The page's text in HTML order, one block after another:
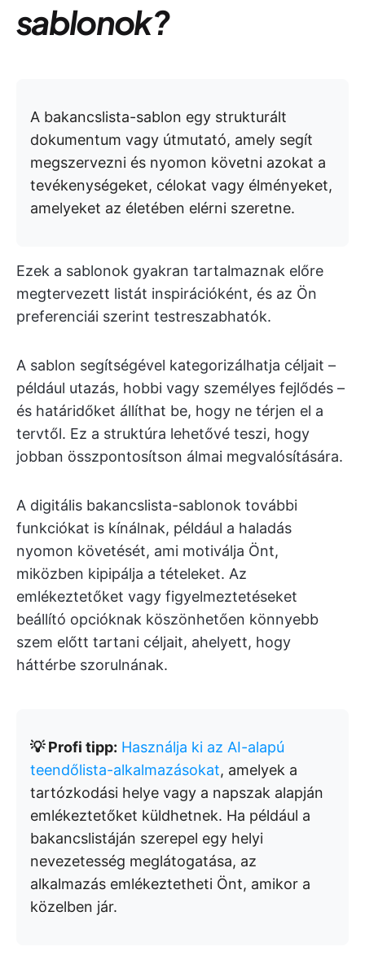
sablonok?
A bakancslista-sablon egy strukturált
dokumentum vagy útmutató, amely segít
megszervezni és nyomon követni azokat a
tevékenységeket, célokat vagy élményeket,
amelyeket az életében elérni szeretne.
Ezek a sablonok gyakran tartalmaznak előre
megtervezett listát inspirációként, és az Ön
preferenciái szerint testreszabhatók.
A sablon segítségével kategorizálhatja céljait –
például utazás, hobbi vagy személyes fejlődés –
és határidőket állíthat be, hogy ne térjen el a
tervtől. Ez a struktúra lehetővé teszi, hogy
jobban összpontosítson álmai megvalósítására.
A digitális bakancslista-sablonok további
funkciókat is kínálnak, például a haladás
nyomon követését, ami motiválja Önt,
miközben kipipálja a tételeket. Az
emlékeztetőket vagy figyelmeztetéseket
beállító opcióknak köszönhetően könnyebb
szem előtt tartani céljait, ahelyett, hogy
háttérbe szorulnának.
💡 Profi tipp: Használja ki az AI-alapú
teendőlista-alkalmazásokat, amelyek a
tartózkodási helye vagy a napszak alapján
emlékeztetőket küldhetnek. Ha például a
bakancslistáján szerepel egy helyi
nevezetesség meglátogatása, az
alkalmazás emlékeztetheti Önt, amikor a
közelben jár.